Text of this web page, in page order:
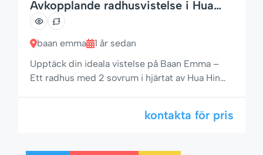
Avkopplande radhusvistelse i Hua
Hin – Pool, trädgård och mer
baan emma
1 år sedan
Upptäck din ideala vistelse på Baan Emma –
Ett radhus med 2 sovrum i hjärtat av Hua Hin
uppfyller detta charmiga radhus med 2 sovrum
Hua Hins mest eftertraktade bostadsområden –
kontakta för pris